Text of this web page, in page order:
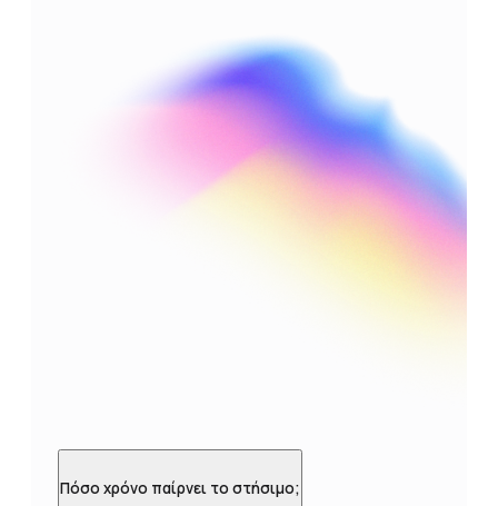
Πόσο χρόνο παίρνει το στήσιμο;